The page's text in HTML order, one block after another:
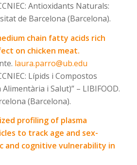
Antioxidants Naturals:
de Barcelona (Barcelona).
chain fatty acids rich
on chicken meat.
laura.parro@ub.edu
Lípids i Compostos
i Salut)” – LIBIFOOD.
(Barcelona).
profiling of plasma
to track age and sex-
and cognitive vulnerability in